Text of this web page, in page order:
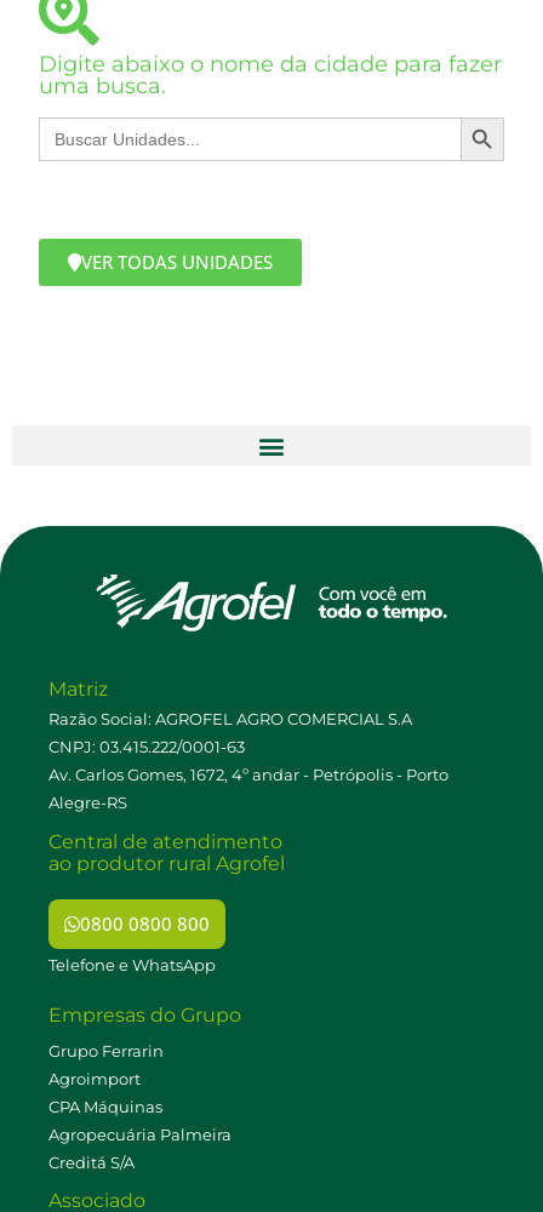
Digite abaixo o nome da cidade para fazer
uma busca.
Search
for:
SEARCH BUTTON
VER TODAS UNIDADES
Matriz
Razão Social: AGROFEL AGRO COMERCIAL S.A
CNPJ: 03.415.222/0001-63
Av. Carlos Gomes, 1672, 4º andar - Petrópolis - Porto
Alegre-RS
Central de atendimento
ao produtor rural Agrofel
0800 0800 800
Telefone e WhatsApp
Empresas do Grupo
Grupo Ferrarin
Agroimport
CPA Máquinas
Agropecuária Palmeira
Creditá S/A
Associado